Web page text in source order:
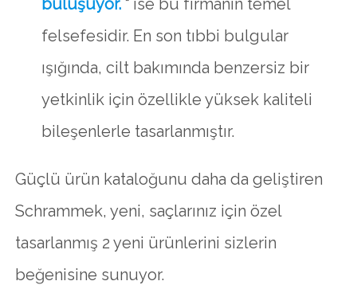
buluşuyor. ” ise bu firmanın temel
felsefesidir. En son tıbbi bulgular
ışığında, cilt bakımında benzersiz bir
yetkinlik için özellikle yüksek kaliteli
bileşenlerle tasarlanmıştır.
Güçlü ürün kataloğunu daha da geliştiren
Schrammek, yeni, saçlarınız için özel
tasarlanmış 2 yeni ürünlerini sizlerin
beğenisine sunuyor.